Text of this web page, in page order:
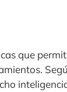
que